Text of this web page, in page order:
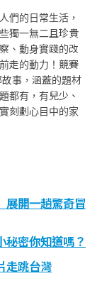
們的日常生活，
獨一無二且珍貴
、動身實踐的改
走的動力！競賽
事，涵蓋的題材
都有，有兒少、
刻劃心目中的家
展開一趟驚奇冒
秘密你知道嗎？
走跳台灣